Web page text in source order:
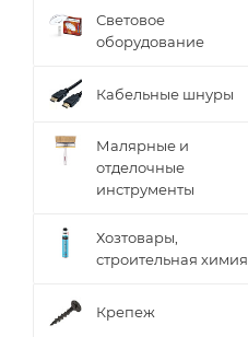
Световое
оборудование
Кабельные шнуры
Малярные и
отделочные
инструменты
Хозтовары,
строительная химия
Крепеж